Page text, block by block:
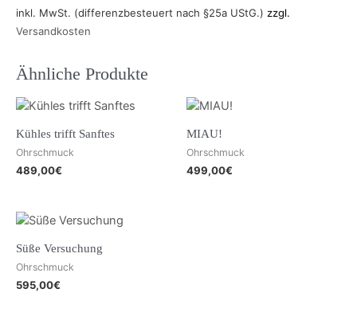
Menge
inkl. MwSt. (differenzbesteuert nach §25a UStG.) zzgl.
Versandkosten
Ähnliche Produkte
Kühles trifft Sanftes
Ohrschmuck
489,00€
MIAU!
Ohrschmuck
499,00€
Süße Versuchung
Ohrschmuck
595,00€